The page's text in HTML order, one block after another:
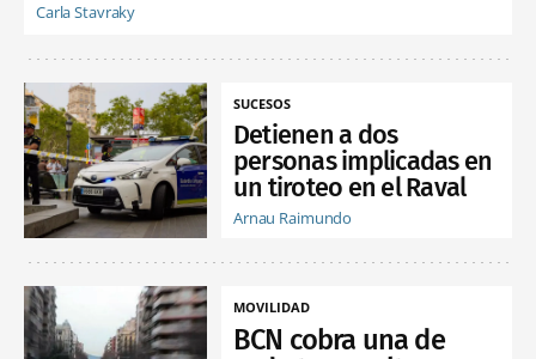
Carla Stavraky
SUCESOS
Detienen a dos
personas implicadas en
un tiroteo en el Raval
Arnau Raimundo
MOVILIDAD
BCN cobra una de